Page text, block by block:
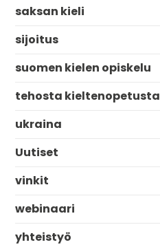
saksan kieli
sijoitus
suomen kielen opiskelu
tehosta kieltenopetusta
ukraina
Uutiset
vinkit
webinaari
yhteistyö